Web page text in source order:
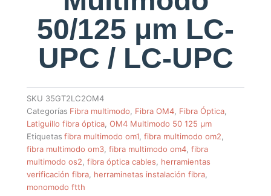
50/125 μm LC-
UPC / LC-UPC
SKU 35GT2LC2OM4
Categorías Fibra multimodo Fibra OM4 Fibra Óptica
Latiguillo fibra óptica ,OM4 Multimodo 50 125 µm
Etiquetas fibra multimodo om1 ,fibra multimodo om2
fibra multimodo om3 ,fibra multimodo om4 ,fibra
multimodo os2 ,fibra óptica cables
herramientas
verificación fibra herraminetas instalación fibra
monomodo ftth